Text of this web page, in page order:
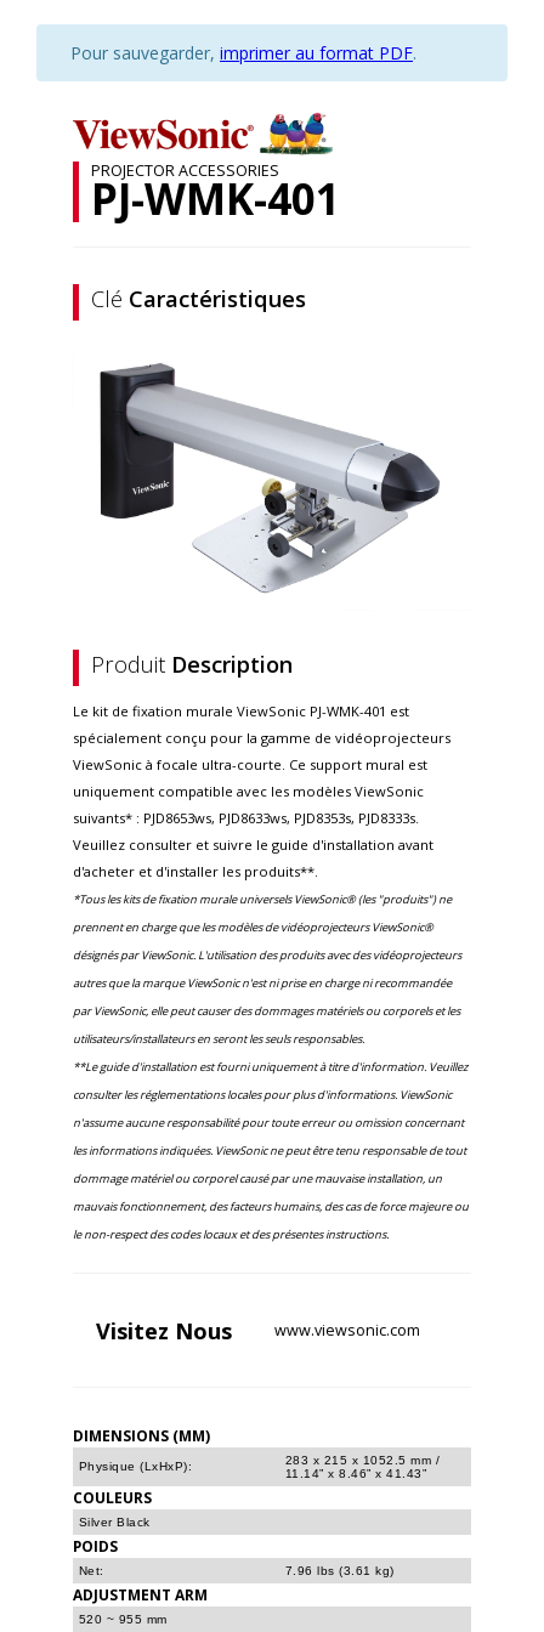
Pour sauvegarder, imprimer au format PDF.
PROJECTOR ACCESSORIES
PJ-WMK-401
Clé Caractéristiques
Produit Description
Le kit de fixation murale ViewSonic PJ-WMK-401 est
spécialement conçu pour la gamme de vidéoprojecteurs
ViewSonic à focale ultra-courte. Ce support mural est
uniquement compatible avec les modèles ViewSonic
suivants* : PJD8653ws, PJD8633ws, PJD8353s, PJD8333s.
Veuillez consulter et suivre le guide d'installation avant
d'acheter et d'installer les produits**.
*Tous les kits de fixation murale universels ViewSonic® (les "produits") ne
prennent en charge que les modèles de vidéoprojecteurs ViewSonic®
désignés par ViewSonic. L'utilisation des produits avec des vidéoprojecteurs
autres que la marque ViewSonic n'est ni prise en charge ni recommandée
par ViewSonic, elle peut causer des dommages matériels ou corporels et les
utilisateurs/installateurs en seront les seuls responsables.
**Le guide d'installation est fourni uniquement à titre d'information. Veuillez
consulter les réglementations locales pour plus d'informations. ViewSonic
n'assume aucune responsabilité pour toute erreur ou omission concernant
les informations indiquées. ViewSonic ne peut être tenu responsable de tout
dommage matériel ou corporel causé par une mauvaise installation, un
mauvais fonctionnement, des facteurs humains, des cas de force majeure ou
le non-respect des codes locaux et des présentes instructions.
Visitez Nous www.viewsonic.com
DIMENSIONS (MM)
Physique (LxHxP):
283 x 215 x 1052.5 mm /
11.14” x 8.46” x 41.43”
COULEURS
Silver Black
POIDS
Net: 7.96 lbs (3.61 kg)
ADJUSTMENT ARM
520 ~ 955 mm